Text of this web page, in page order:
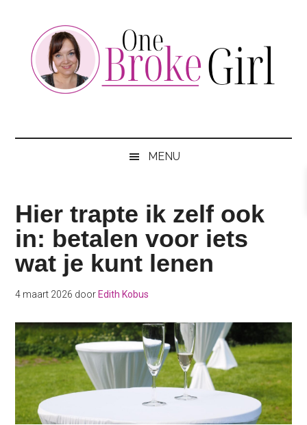
content
secondary
MENU
Hier trapte ik zelf ook
in: betalen voor iets
wat je kunt lenen
4 maart 2026 door Edith Kobus